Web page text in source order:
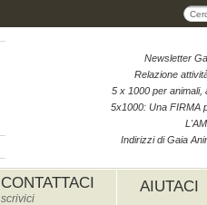
CONTATTACI
scrivici
AIUTACI
Newsletter
Relazione
5 x 1000 per animali,
5x1000: Una FIRMA
Indirizzi di Gaia